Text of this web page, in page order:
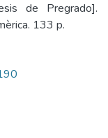
de Pregrado].
133 p.